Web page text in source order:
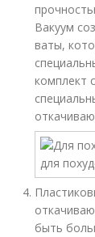
Вакуум
ваты,
комплект
быть